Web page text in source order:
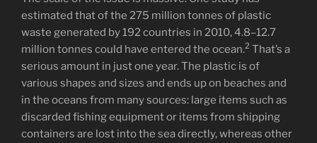
estimated that of the 275 million tonnes of plastic
waste generated by 192 countries in 2010, 4.8–12.7
million tonnes could have entered the ocean.2 That’s a
serious amount in just one year. The plastic is of
various shapes and sizes and ends up on beaches and
in the oceans from many sources: large items such as
discarded fishing equipment or items from shipping
containers are lost into the sea directly, whereas other